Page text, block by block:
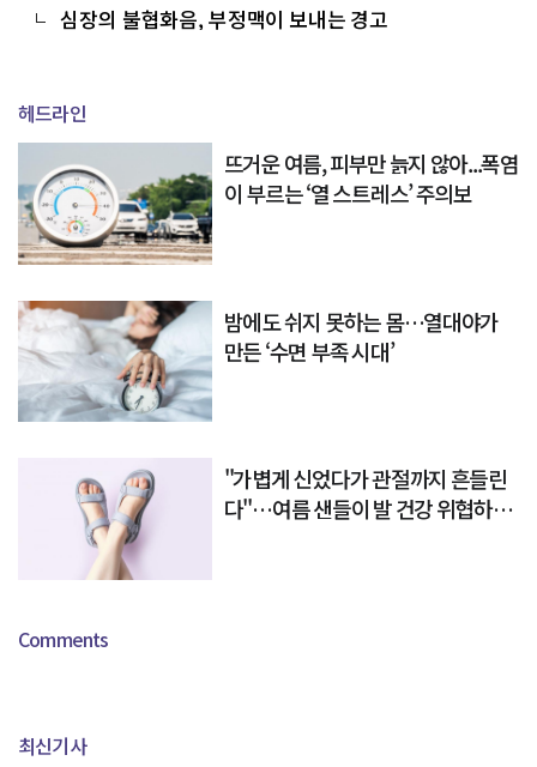
면 응급 신호
심장의 불협화음, 부정맥이 보내는 경고
헤드라인
뜨거운 여름, 피부만 늙지 않아...폭염
이 부르는 ‘열 스트레스’ 주의보
밤에도 쉬지 못하는 몸…열대야가
만든 ‘수면 부족 시대’
"가볍게 신었다가 관절까지 흔들린
다"…여름 샌들이 발 건강 위협하는
Comments
최신기사